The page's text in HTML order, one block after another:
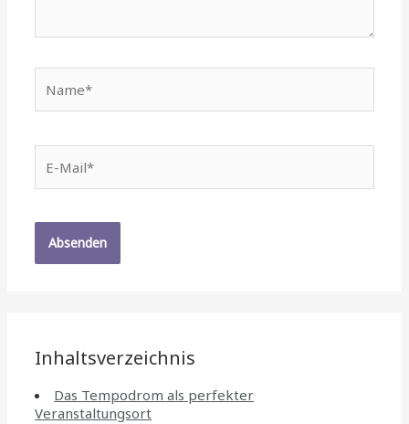
Mail*
Inhaltsverzeichnis
Das Tempodrom als perfekter
Veranstaltungsort